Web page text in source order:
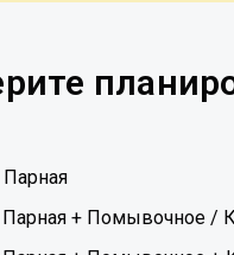
+ Помывочное /